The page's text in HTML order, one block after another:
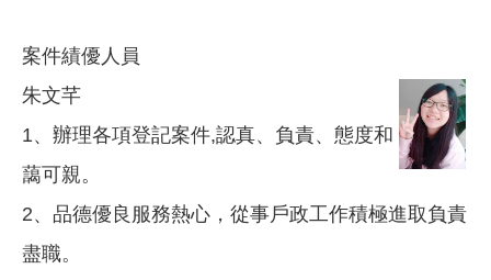
案件績優人員
朱文芊
1、辦理各項登記案件,認真、負責、態度和
藹可親。
2、品德優良服務熱心，從事戶政工作積極進取負責
盡職。